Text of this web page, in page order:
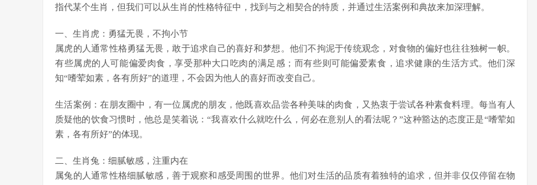
指代某个生肖，但我们可以从生肖的性格特征中，找到与之相契合的特质，并通过生活案例和典故来加深理解。
一、生肖虎：勇猛无畏，不拘小节
属虎的人通常性格勇猛无畏，敢于追求自己的喜好和梦想。他们不拘泥于传统观念，对食物的偏好也往往独树一帜。
有些属虎的人可能偏爱肉食，享受那种大口吃肉的满足感；而有些则可能偏爱素食，追求健康的生活方式。他们深
知“嗜荤如素，各有所好”的道理，不会因为他人的喜好而改变自己。
生活案例：在朋友圈中，有一位属虎的朋友，他既喜欢品尝各种美味的肉食，又热衷于尝试各种素食料理。每当有人
质疑他的饮食习惯时，他总是笑着说：“我喜欢什么就吃什么，何必在意别人的看法呢？”这种豁达的态度正是“嗜荤如
素，各有所好”的体现。
二、生肖兔：细腻敏感，注重内在
属兔的人通常性格细腻敏感，善于观察和感受周围的世界。他们对生活的品质有着独特的追求，但并非仅仅停留在物